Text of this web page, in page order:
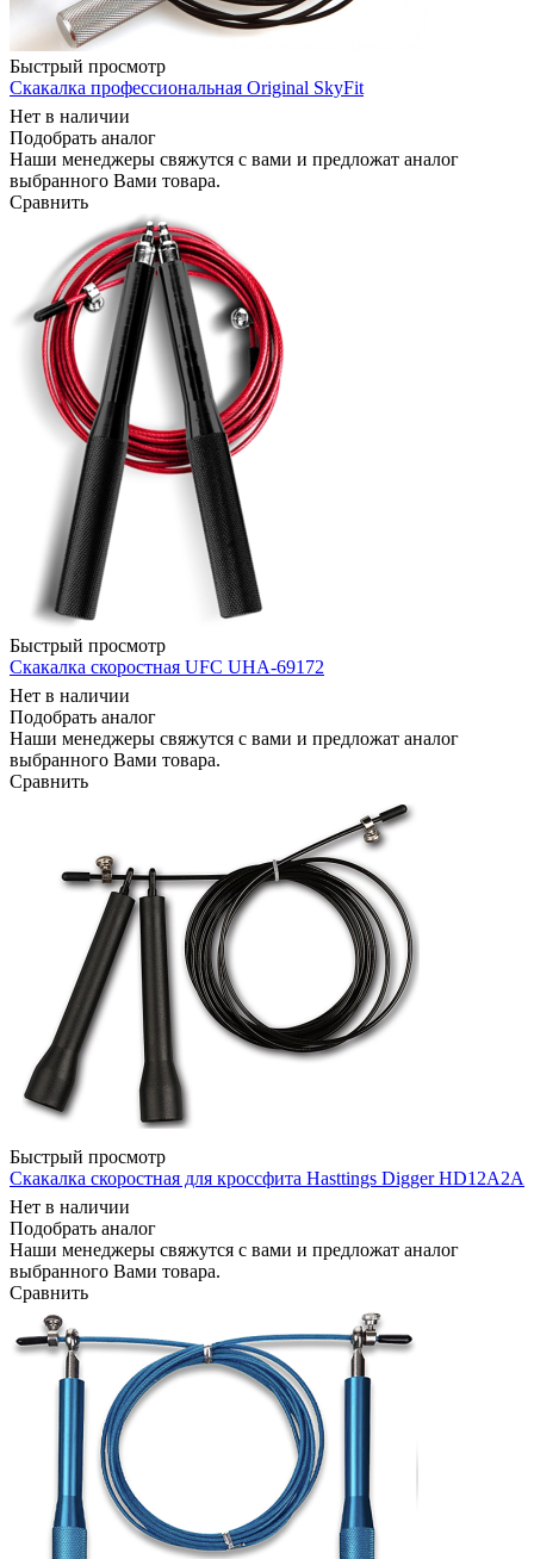
Быстрый просмотр
Скакалка профессиональная Original SkyFit
Нет в наличии
Подобрать аналог
Наши менеджеры свяжутся с вами и предложат аналог
выбранного Вами товара.
Сравнить
Быстрый просмотр
Скакалка скоростная UFC UHA-69172
Нет в наличии
Подобрать аналог
Наши менеджеры свяжутся с вами и предложат аналог
выбранного Вами товара.
Сравнить
Быстрый просмотр
Скакалка скоростная для кроссфита Hasttings Digger HD12A2A
Нет в наличии
Подобрать аналог
Наши менеджеры свяжутся с вами и предложат аналог
выбранного Вами товара.
Сравнить